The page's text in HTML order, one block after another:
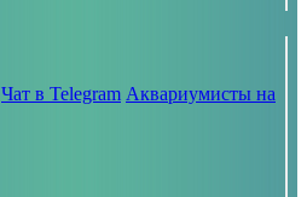
Чат в Telegram Аквариумисты на